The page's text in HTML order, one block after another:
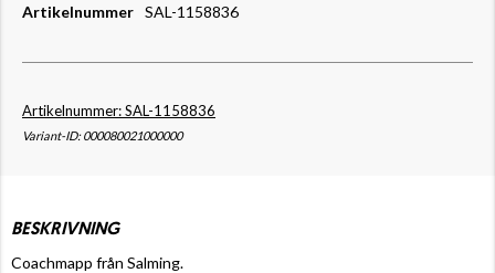
Artikelnummer SAL-1158836
Artikelnummer: SAL-1158836
Variant-ID: 000080021000000
BESKRIVNING
Coachmapp från Salming.